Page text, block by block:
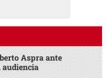
Aspra ante
audiencia